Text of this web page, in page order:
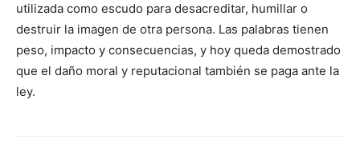
utilizada como escudo para desacreditar, humillar o
destruir la imagen de otra persona. Las palabras tienen
peso, impacto y consecuencias, y hoy queda demostrado
que el daño moral y reputacional también se paga ante la
ley.